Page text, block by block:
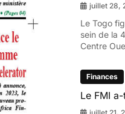
juillet 28,
Le Togo
sein de la
Centre
Finances
Le FMI